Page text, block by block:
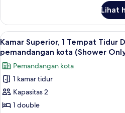
pemandangan
kota
Kamar
Deluks,
2
Tempat
Tidur
Twin,
bathtub,
pemandangan
kota
Lihat
Lihat
semua
foto
untuk
Kamar
Superior,
1
14
Kamar Superior, 1 Tempat Tidur
pemandangan kota (Shower
Pemandangan kota
1 kamar tidur
Kapasitas 2
1 double